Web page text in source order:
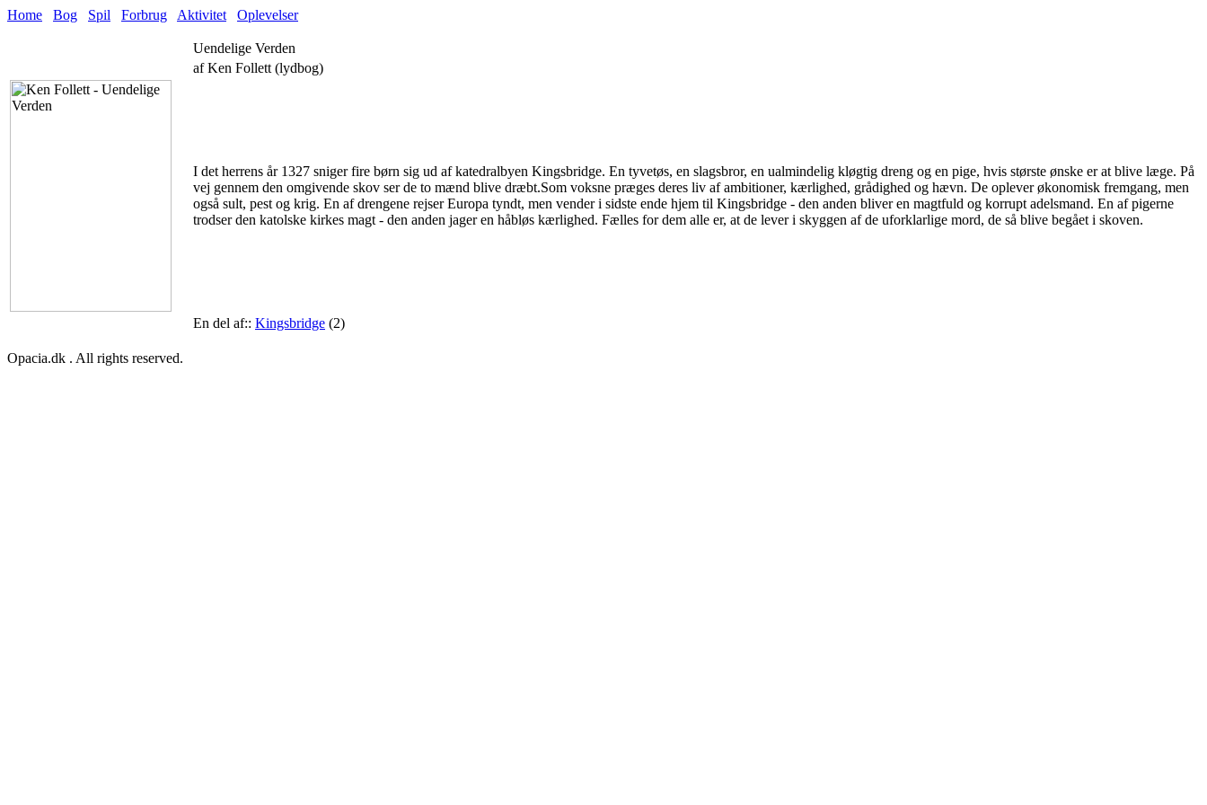
Home Bog Spil Forbrug Aktivitet Oplevelser
Uendelige Verden
af Ken Follett (lydbog)
I det herrens år 1327 sniger fire børn sig ud af katedralbyen Kingsbridge. En tyvetøs, en slagsbror, en ualmindelig kløgtig dreng og en pige, hvis største ønske er at blive læge. På
vej gennem den omgivende skov ser de to mænd blive dræbt.Som voksne præges deres liv af ambitioner, kærlighed, grådighed og hævn. De oplever økonomisk fremgang, men
også sult, pest og krig. En af drengene rejser Europa tyndt, men vender i sidste ende hjem til Kingsbridge - den anden bliver en magtfuld og korrupt adelsmand. En af pigerne
trodser den katolske kirkes magt - den anden jager en håbløs kærlighed. Fælles for dem alle er, at de lever i skyggen af de uforklarlige mord, de så blive begået i skoven.
En del af:: Kingsbridge (2)
Opacia.dk . All rights reserved.